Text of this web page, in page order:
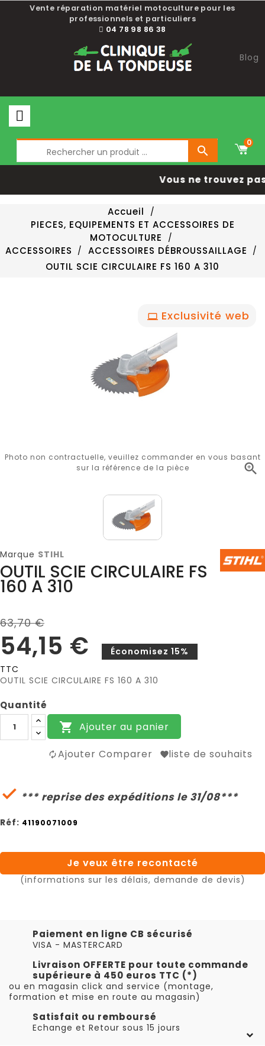
Vente réparation matériel motoculture pour les
professionnels et particuliers
04 78 98 86 38
Blog

0
Vous ne trouvez
Accueil
PIECES, EQUIPEMENTS ET ACCESSOIRES DE
MOTOCULTURE
ACCESSOIRES
ACCESSOIRES DÉBROUSSAILLAGE
OUTIL SCIE CIRCULAIRE FS 160 A 310
Exclusivité web

Photo non contractuelle, veuillez commander en vous basant
sur la référence de la pièce
Marque STIHL
OUTIL SCIE CIRCULAIRE FS
160 A 310
63,70 €
54,15 €
Économisez 15%
TTC
OUTIL SCIE CIRCULAIRE FS 160 A 310
Quantité
 Ajouter au panier
Ajouter Comparer liste de souhaits
 *** reprise des expéditions le 31/08***
Réf: 41190071009
Je veux être recontacté
(informations sur les délais, demande de devis)
Paiement en ligne CB sécurisé
VISA - MASTERCARD
Livraison OFFERTE pour toute commande
supérieure à 450 euros TTC (*)
ou en magasin click and service (montage,
formation et mise en route au magasin)
Satisfait ou remboursé
Echange et Retour sous 15 jours